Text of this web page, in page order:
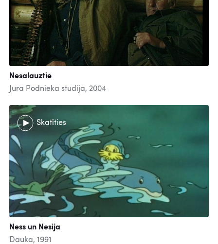
Nesalauztie
Jura Podnieka studija, 2004
Skatīties
Ness un Nesija
Dauka, 1991